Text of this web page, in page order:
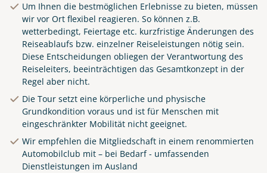
Um Ihnen die bestmöglichen Erlebnisse zu bieten, müssen
wir vor Ort flexibel reagieren. So können z.B.
wetterbedingt, Feiertage etc. kurzfristige Änderungen des
Reiseablaufs bzw. einzelner Reiseleistungen nötig sein.
Diese Entscheidungen obliegen der Verantwortung des
Reiseleiters, beeinträchtigen das Gesamtkonzept in der
Regel aber nicht.
Die Tour setzt eine körperliche und physische
Grundkondition voraus und ist für Menschen mit
eingeschränkter Mobilität nicht geeignet.
Wir empfehlen die Mitgliedschaft in einem renommierten
Automobilclub mit – bei Bedarf - umfassenden
Dienstleistungen im Ausland